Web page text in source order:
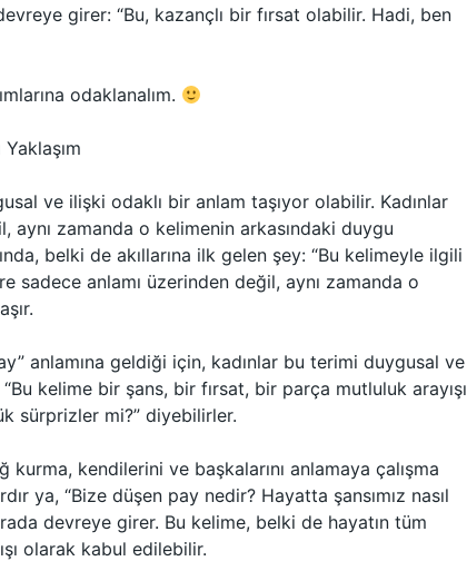
girer: “Bu, kazançlı bir fırsat olabilir. Hadi, ben
odaklanalım.
ve ilişki odaklı bir anlam taşıyor olabilir. Kadınlar
aynı zamanda o kelimenin arkasındaki duygu
belki de akıllarına ilk gelen şey: “Bu kelimeyle ilgili
sadece anlamı üzerinden değil, aynı zamanda o
anlamına geldiği için, kadınlar bu terimi duygusal ve
kelime bir şans, bir fırsat, bir parça mutluluk arayışı
sürprizler mi?” diyebilirler.
kendilerini ve başkalarını anlamaya çalışma
ya, “Bize düşen pay nedir? Hayatta şansımız nasıl
devreye girer. Bu kelime, belki de hayatın tüm
olarak kabul edilebilir.